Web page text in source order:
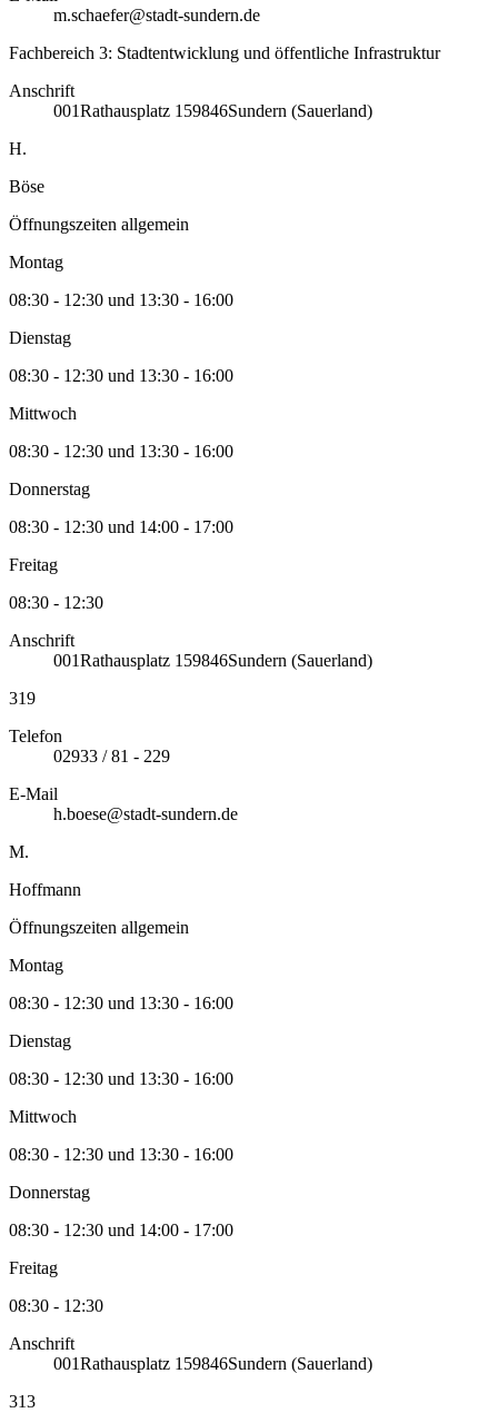
m.schaefer@stadt-sundern.de
Fachbereich 3: Stadtentwicklung und öffentliche Infrastruktur
Anschrift
001Rathausplatz 1 59846Sundern (Sauerland)
H.
Böse
Öffnungszeiten allgemein
Montag
08:30 - 12:30 und 13:30 - 16:00
Dienstag
08:30 - 12:30 und 13:30 - 16:00
Mittwoch
08:30 - 12:30 und 13:30 - 16:00
Donnerstag
08:30 - 12:30 und 14:00 - 17:00
Freitag
08:30 - 12:30
Anschrift
001Rathausplatz 1 59846Sundern (Sauerland)
319
Telefon
02933 / 81 - 229
E-Mail
h.boese@stadt-sundern.de
M.
Hoffmann
Öffnungszeiten allgemein
Montag
08:30 - 12:30 und 13:30 - 16:00
Dienstag
08:30 - 12:30 und 13:30 - 16:00
Mittwoch
08:30 - 12:30 und 13:30 - 16:00
Donnerstag
08:30 - 12:30 und 14:00 - 17:00
Freitag
08:30 - 12:30
Anschrift
001Rathausplatz 1 59846Sundern (Sauerland)
313